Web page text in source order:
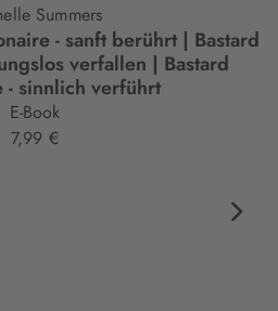
Summers
- sanft berührt | Bastard
verfallen | Bastard
sinnlich verführt
E-Book
7,99 €